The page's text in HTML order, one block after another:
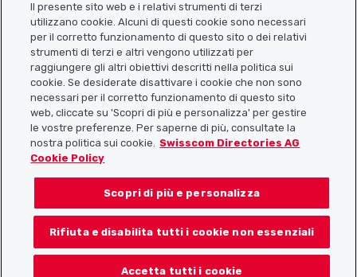
Link utili
Scarica l’app Localcities
Seguiteci su:
Il presente sito web e i relativi strumenti di terzi
utilizzano cookie. Alcuni di questi cookie sono necessari
per il corretto funzionamento di questo sito o dei relativi
strumenti di terzi e altri vengono utilizzati per
raggiungere gli altri obiettivi descritti nella politica sui
cookie. Se desiderate disattivare i cookie che non sono
necessari per il corretto funzionamento di questo sito
web, cliccate su 'Scopri di più e personalizza' per gestire
le vostre preferenze. Per saperne di più, consultate la
nostra politica sui cookie.
Swisscom Directories AG
Cookie Policy
Scopri di più e personalizza
Rifiuta e disabilita tutti i cookie non essenziali
Accetta tutti i cookie